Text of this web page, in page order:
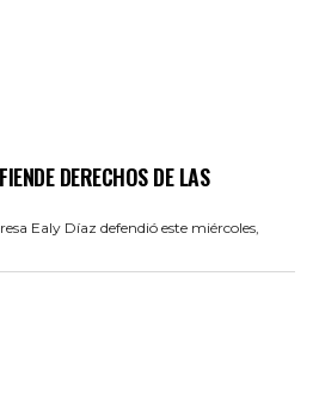
DERECHOS DE LAS
Ealy Díaz defendió este miércoles,